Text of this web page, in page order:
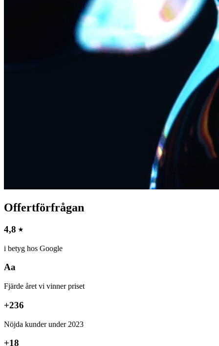
Offertförfrågan
4,8 ⭑
i betyg hos Google
Aa
Fjärde året vi vinner priset
+236
Nöjda kunder under 2023
+18